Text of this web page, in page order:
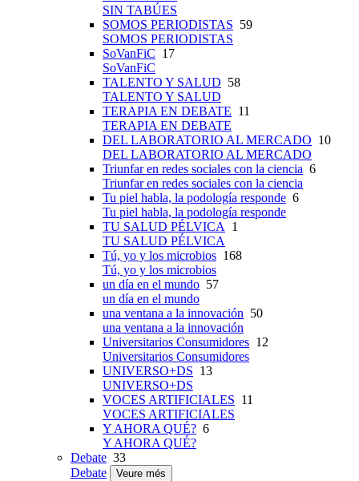
SIN TABÚES
SOMOS PERIODISTAS 59
SOMOS PERIODISTAS
SoVanFiC 17
SoVanFiC
TALENTO Y SALUD 58
TALENTO Y SALUD
TERAPIA EN DEBATE 11
TERAPIA EN DEBATE
DEL LABORATORIO AL MERCADO 10
DEL LABORATORIO AL MERCADO
Triunfar en redes sociales con la ciencia 6
Triunfar en redes sociales con la ciencia
Tu piel habla, la podología responde 6
Tu piel habla, la podología responde
TU SALUD PÉLVICA
1
TU SALUD PÉLVICA
Tú, yo y los microbios 168
Tú, yo y los microbios
un día en el mundo 57
un día en el mundo
una ventana a la innovación 50
una ventana a la innovación
Universitarios Consumidores 12
Universitarios Consumidores
UNIVERSO+DS 13
UNIVERSO+DS
VOCES ARTIFICIALES 11
VOCES ARTIFICIALES
Y AHORA QUÉ? 6
Y AHORA QUÉ?
Debate 33
Debate
Veure més